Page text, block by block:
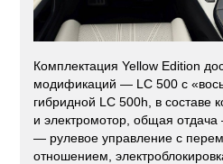
Комплектация Yellow Edition
модификаций — LC 500 с
гибридной LC 500h, в составе
и электромотор, общая
— рулевое управление с
отношением,